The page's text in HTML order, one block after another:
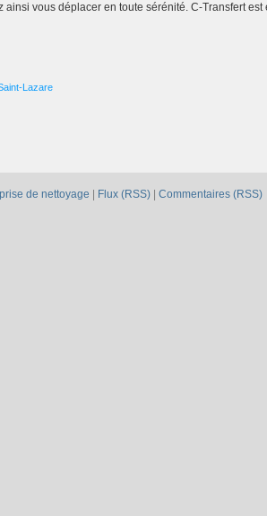
ainsi vous déplacer en toute sérénité. C-Transfert
Lazare
de nettoyage Flux (RSS) Commentaires (RSS)